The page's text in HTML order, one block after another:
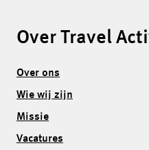
Over Travel
Over ons
Wie wij zijn
Missie
Vacatures